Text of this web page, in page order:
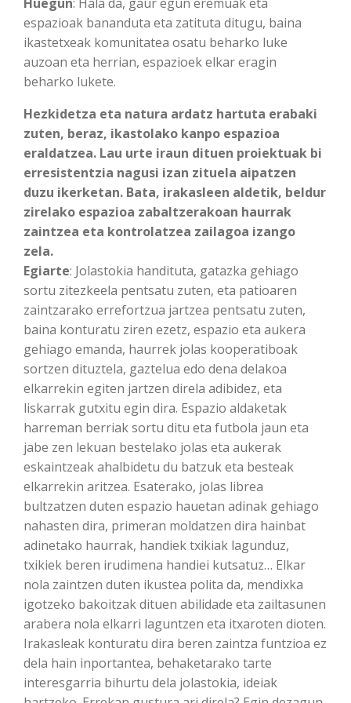
espazioak bananduta eta zatituta ditugu, baina
ikastetxeak komunitatea osatu beharko luke
auzoan eta herrian, espazioek elkar eragin
beharko lukete.
Hezkidetza eta natura ardatz hartuta erabaki
zuten, beraz, ikastolako kanpo espazioa
eraldatzea. Lau urte iraun dituen proiektuak bi
erresistentzia nagusi izan zituela aipatzen
duzu ikerketan. Bata, irakasleen aldetik, beldur
zirelako espazioa zabaltzerakoan haurrak
zaintzea eta kontrolatzea zailagoa izango
zela.
Egiarte: Jolastokia handituta, gatazka gehiago
sortu zitezkeela pentsatu zuten, eta patioaren
zaintzarako errefortzua jartzea pentsatu zuten,
baina konturatu ziren ezetz, espazio eta aukera
gehiago emanda, haurrek jolas kooperatiboak
sortzen dituztela, gaztelua edo dena delakoa
elkarrekin egiten jartzen direla adibidez, eta
liskarrak gutxitu egin dira. Espazio aldaketak
harreman berriak sortu ditu eta futbola jaun eta
jabe zen lekuan bestelako jolas eta aukerak
eskaintzeak ahalbidetu du batzuk eta besteak
elkarrekin aritzea. Esaterako, jolas librea
bultzatzen duten espazio hauetan adinak gehiago
nahasten dira, primeran moldatzen dira hainbat
adinetako haurrak, handiek txikiak lagunduz,
txikiek beren irudimena handiei kutsatuz… Elkar
nola zaintzen duten ikustea polita da, mendixka
igotzeko bakoitzak dituen abilidade eta zailtasunen
arabera nola elkarri laguntzen eta itxaroten dioten.
Irakasleak konturatu dira beren zaintza funtzioa ez
dela hain inportantea, behaketarako tarte
interesgarria bihurtu dela jolastokia, ideiak